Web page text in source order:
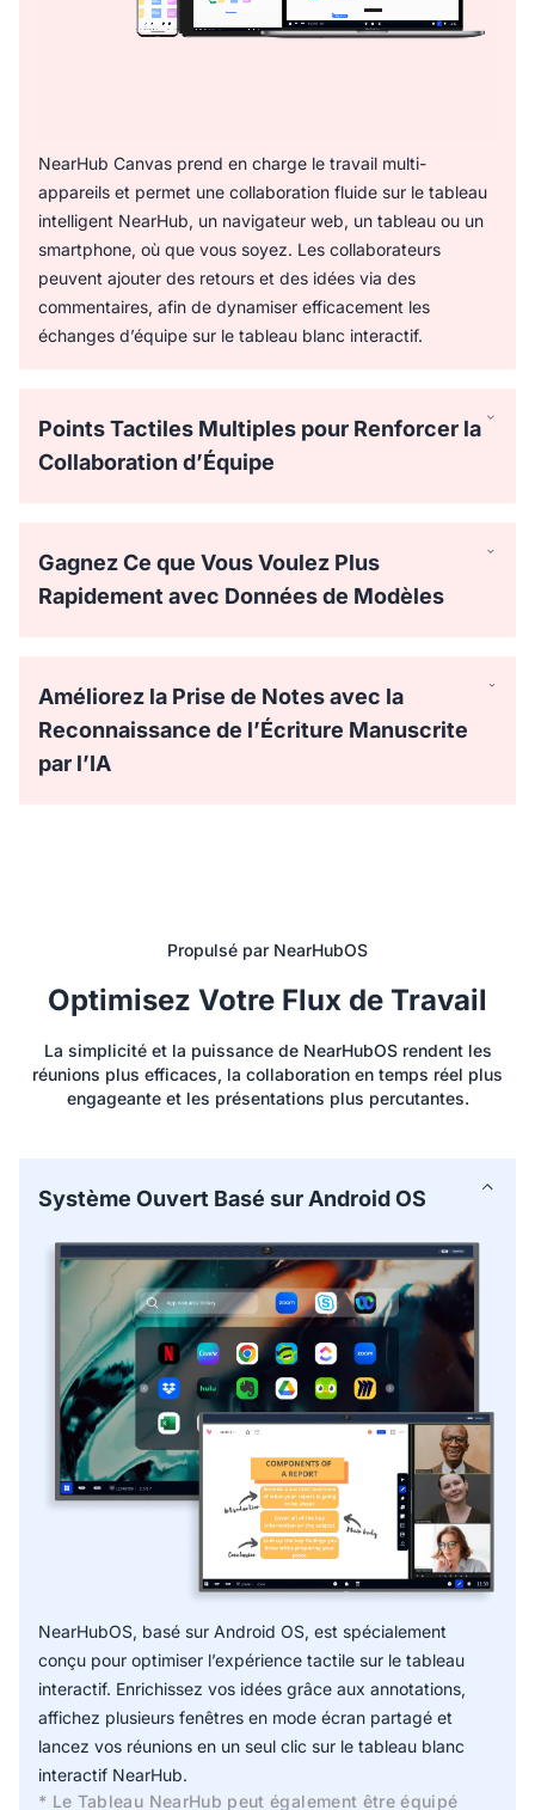
NearHub Canvas prend en charge le travail multi-
appareils et permet une collaboration fluide sur le tableau
intelligent NearHub, un navigateur web, un tableau ou un
smartphone, où que vous soyez. Les collaborateurs
peuvent ajouter des retours et des idées via des
commentaires, afin de dynamiser efficacement les
échanges d’équipe sur le tableau blanc interactif.
Points Tactiles Multiples pour Renforcer la
Collaboration d’Équipe
4 personnes d’écrire simultanément à l’aide du stylet
passif. Chacun peut dessiner sur le grand écran avec des
pinceaux réalistes et des couleurs éclatantes, pour une
Gagnez Ce que Vous Voulez Plus
Rapidement avec Données de Modèles
prêts à l’emploi, tels que des diagrammes de processus,
des cartes d’empathie ou des analyses SWOT, adaptés
le tableau blanc numérique.
Améliorez la Prise de Notes avec la
Reconnaissance de l’Écriture Manuscrite
par l’IA
* La fonction OCR devrait être disponible au troisième
Propulsé par NearHubOS
Optimisez Votre Flux de Travail
La simplicité et la puissance de NearHubOS rendent les
réunions plus efficaces, la collaboration en temps réel plus
engageante et les présentations plus percutantes.
Système Ouvert Basé sur Android OS
NearHubOS, basé sur Android OS, est spécialement
conçu pour optimiser l’expérience tactile sur le tableau
interactif. Enrichissez vos idées grâce aux annotations,
affichez plusieurs fenêtres en mode écran partagé et
lancez vos réunions en un seul clic sur le tableau blanc
interactif NearHub.
* Le Tableau NearHub peut également être équipé